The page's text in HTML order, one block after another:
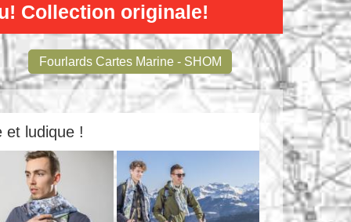
Collection originale!
Fourlards Cartes Marine - SHOM
et ludique !